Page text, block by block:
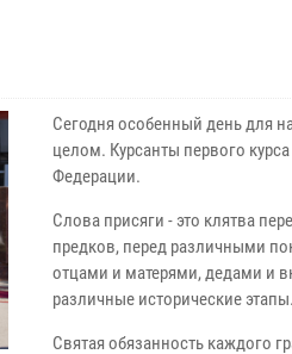
Сегодня особенный день для
целом. Курсанты первого
Федерации.
Слова присяги - это клятва
предков, перед различными
отцами и матерями, дедами и
различные исторические этапы.
Святая обязанность каждого